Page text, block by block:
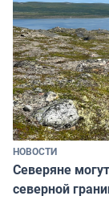
НОВОСТИ
Северяне
северной